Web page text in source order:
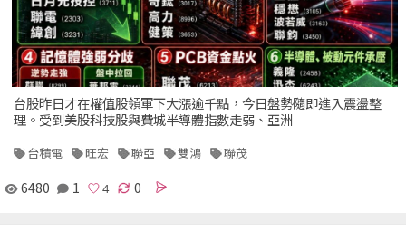
台股昨日才在權值股領軍下大漲逾千點，今日盤勢隨即進入震盪整
理。受到美股科技股與費城半導體指數走弱、亞洲
台積電 旺宏 聯亞 雙鴻 聯茂
6480 1 0